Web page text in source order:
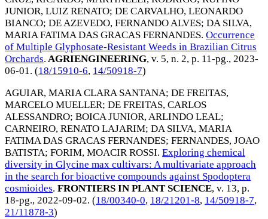
JUNIOR, LUIZ RENATO; DE CARVALHO, LEONARDO
BIANCO; DE AZEVEDO, FERNANDO ALVES; DA SILVA,
MARIA FATIMA DAS GRACAS FERNANDES. Occurrence
of Multiple Glyphosate-Resistant Weeds in Brazilian Citrus
Orchards. AGRIENGINEERING, v. 5, n. 2, p. 11-pg., 2023-
06-01. (18/15910-6, 14/50918-7)
AGUIAR, MARIA CLARA SANTANA; DE FREITAS,
MARCELO MUELLER; DE FREITAS, CARLOS
ALESSANDRO; BOICA JUNIOR, ARLINDO LEAL;
CARNEIRO, RENATO LAJARIM; DA SILVA, MARIA
FATIMA DAS GRACAS FERNANDES; FERNANDES, JOAO
BATISTA; FORIM, MOACIR ROSSI. Exploring chemical
diversity in Glycine max cultivars: A multivariate approach
in the search for bioactive compounds against Spodoptera
cosmioides. FRONTIERS IN PLANT SCIENCE, v. 13, p.
18-pg., 2022-09-02. (18/00340-0, 18/21201-8, 14/50918-7,
21/11878-3)